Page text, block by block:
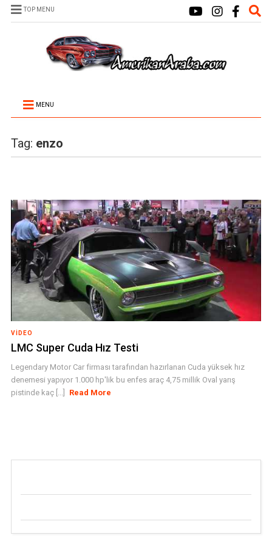
TOP MENU
MENU
Tag: enzo
VIDEO
LMC Super Cuda Hız Testi
Legendary Motor Car firması tarafından hazırlanan Cuda yüksek hız
denemesi yapıyor 1.000 hp'lik bu enfes araç 4,75 millik Oval yarış
pistinde kaç [...]
Read More